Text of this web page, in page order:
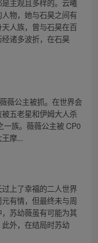
主观且多样的。云曦
物，她与石昊之间有
人族，曾与石昊在百
诸多波折，在石昊
薇公主被抓。在世界会
五老星和伊姆大人杀
一族。薇薇公主被 CP0
摩...
上了幸福的二人世界
有情，但最终未与周
苏幼薇虽有可能为其
外，在结局时苏幼